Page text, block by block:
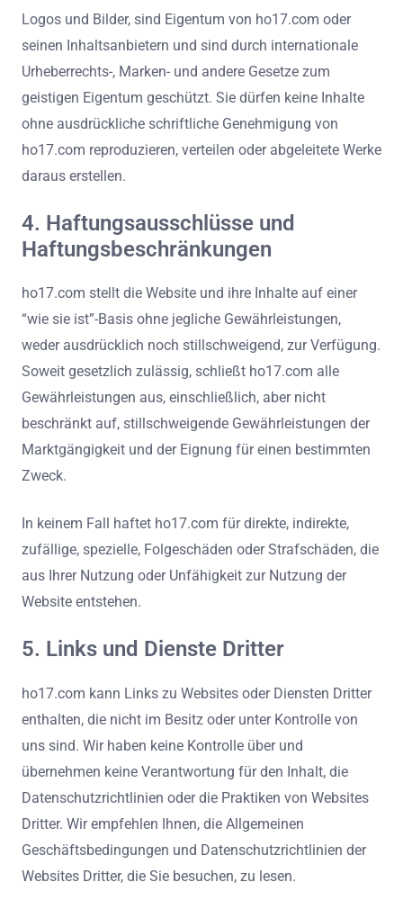
Logos und Bilder, sind Eigentum von ho17.com oder
seinen Inhaltsanbietern und sind durch internationale
Urheberrechts-, Marken- und andere Gesetze zum
geistigen Eigentum geschützt. Sie dürfen keine Inhalte
ohne ausdrückliche schriftliche Genehmigung von
ho17.com reproduzieren, verteilen oder abgeleitete Werke
daraus erstellen.
4. Haftungsausschlüsse und
Haftungsbeschränkungen
ho17.com stellt die Website und ihre Inhalte auf einer
“wie sie ist”-Basis ohne jegliche Gewährleistungen,
weder ausdrücklich noch stillschweigend, zur Verfügung.
Soweit gesetzlich zulässig, schließt ho17.com alle
Gewährleistungen aus, einschließlich, aber nicht
beschränkt auf, stillschweigende Gewährleistungen der
Marktgängigkeit und der Eignung für einen bestimmten
Zweck.
In keinem Fall haftet ho17.com für direkte, indirekte,
zufällige, spezielle, Folgeschäden oder Strafschäden, die
aus Ihrer Nutzung oder Unfähigkeit zur Nutzung der
Website entstehen.
5. Links und Dienste Dritter
ho17.com kann Links zu Websites oder Diensten Dritter
enthalten, die nicht im Besitz oder unter Kontrolle von
uns sind. Wir haben keine Kontrolle über und
übernehmen keine Verantwortung für den Inhalt, die
Datenschutzrichtlinien oder die Praktiken von Websites
Dritter. Wir empfehlen Ihnen, die Allgemeinen
Geschäftsbedingungen und Datenschutzrichtlinien der
Websites Dritter, die Sie besuchen, zu lesen.